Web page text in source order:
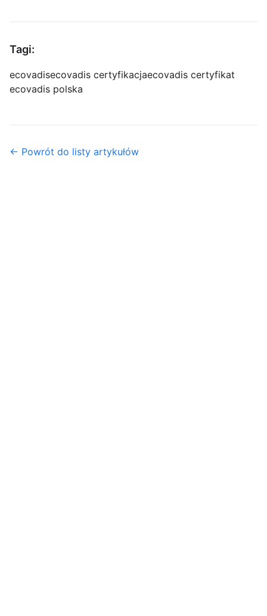
Tagi:
ecovadisecovadis certyfikacjaecovadis certyfikat
ecovadis polska
← Powrót do listy artykułów